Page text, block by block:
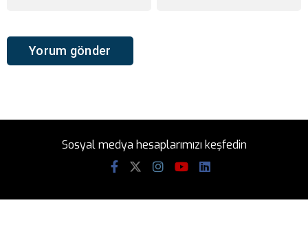
Sosyal medya hesaplarımızı keşfedin